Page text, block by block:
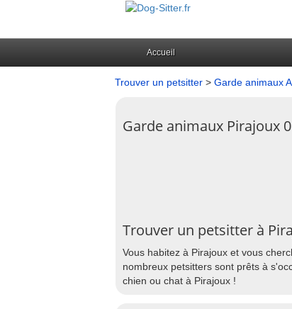
Accueil
Trouver un petsitter > Garde animaux
Garde animaux Pirajoux
Trouver un petsitter à
Vous habitez à Pirajoux et vous
nombreux petsitters sont prêts à
chien ou chat à Pirajoux !